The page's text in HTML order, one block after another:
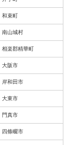
和束町
南山城村
相楽郡精華町
大阪市
岸和田市
大東市
門真市
四條畷市